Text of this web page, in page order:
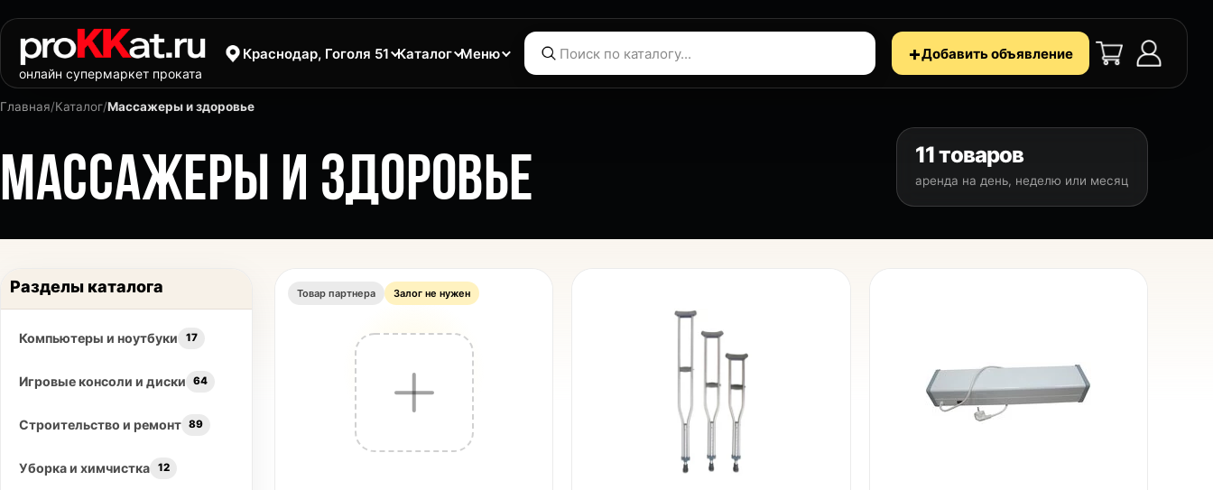
онлайн супермаркет проката
Краснодар, Гоголя 51 Каталог Меню +Добавить объявление
Главная/Каталог/Массажеры и здоровье
МАССАЖЕРЫ И ЗДОРОВЬЕ 11 товаров
аренда на день, неделю или месяц
Разделы каталога
Компьютеры и ноутбуки 17
Игровые консоли и диски 64
Строительство и ремонт 89
Уборка и химчистка 12
Товар партнера Залог не нужен